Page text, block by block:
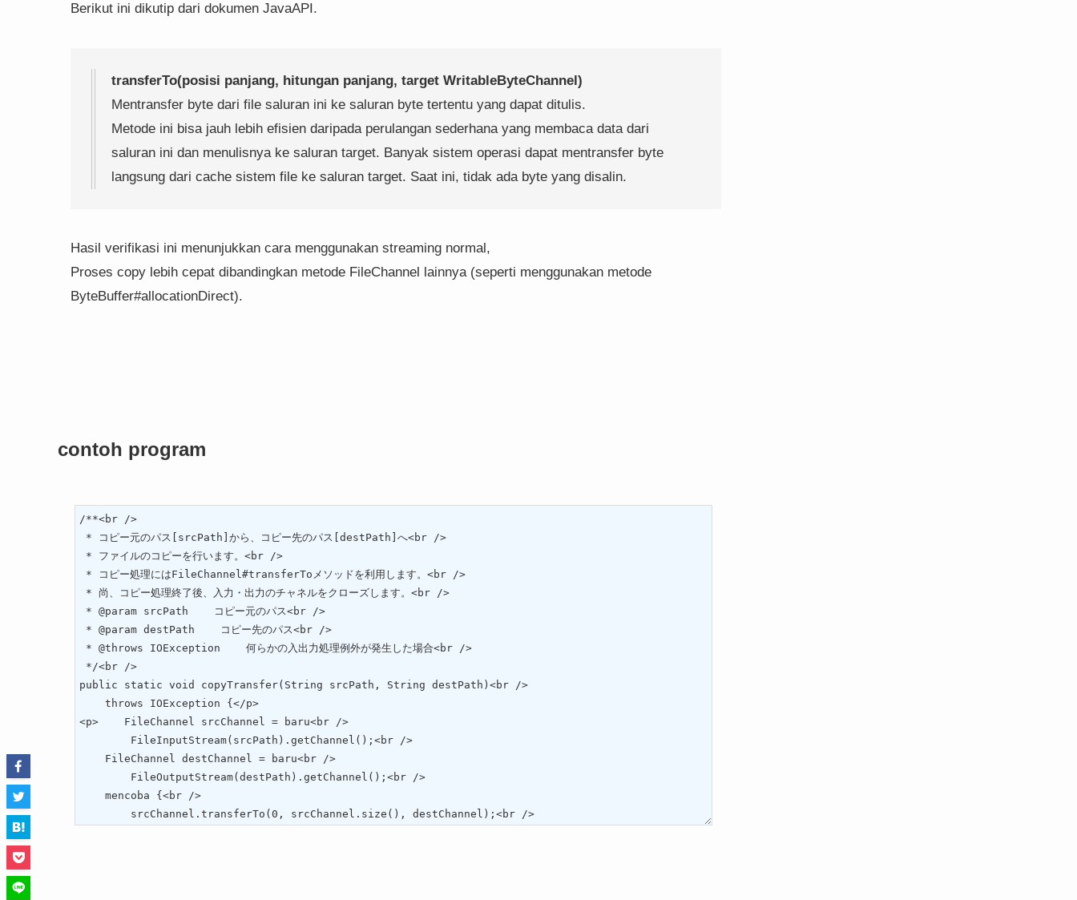
Berikut ini dikutip dari dokumen JavaAPI.
transferTo(posisi panjang, hitungan panjang, target WritableByteChannel)
Mentransfer byte dari file saluran ini ke saluran byte tertentu yang dapat ditulis.
Metode ini bisa jauh lebih efisien daripada perulangan sederhana yang membaca data dari
saluran ini dan menulisnya ke saluran target. Banyak sistem operasi dapat mentransfer byte
langsung dari cache sistem file ke saluran target. Saat ini, tidak ada byte yang disalin.
Hasil verifikasi ini menunjukkan cara menggunakan streaming normal,
Proses copy lebih cepat dibandingkan metode FileChannel lainnya (seperti menggunakan metode
ByteBuffer#allocationDirect).
contoh program